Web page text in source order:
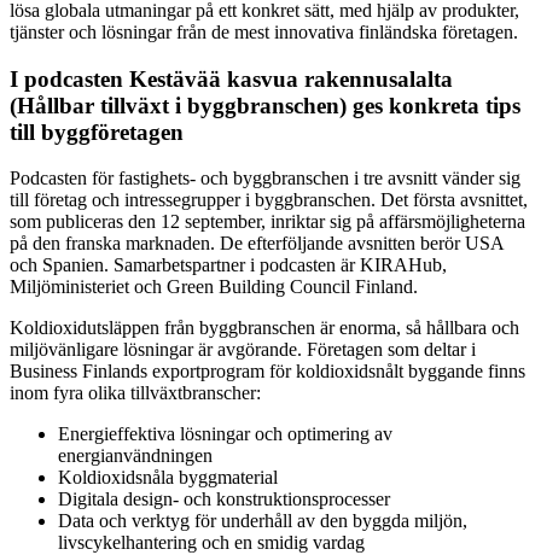
lösa globala utmaningar på ett konkret sätt, med hjälp av produkter,
tjänster och lösningar från de mest innovativa finländska företagen.
I podcasten Kestävää kasvua rakennusalalta
(Hållbar tillväxt i byggbranschen) ges konkreta tips
till byggföretagen
Podcasten för fastighets- och byggbranschen i tre avsnitt vänder sig
till företag och intressegrupper i byggbranschen. Det första avsnittet,
som publiceras den 12 september, inriktar sig på affärsmöjligheterna
på den franska marknaden. De efterföljande avsnitten berör USA
och Spanien. Samarbetspartner i podcasten är KIRAHub,
Miljöministeriet och Green Building Council Finland.
Koldioxidutsläppen från byggbranschen är enorma, så hållbara och
miljövänligare lösningar är avgörande. Företagen som deltar i
Business Finlands exportprogram för koldioxidsnålt byggande finns
inom fyra olika tillväxtbranscher:
Energieffektiva lösningar och optimering av
energianvändningen
Koldioxidsnåla byggmaterial
Digitala design- och konstruktionsprocesser
Data och verktyg för underhåll av den byggda miljön,
livscykelhantering och en smidig vardag